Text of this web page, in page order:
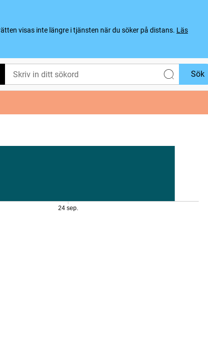
visas inte längre i tjänsten när du söker på distans. Läs
Sök
24 sep.